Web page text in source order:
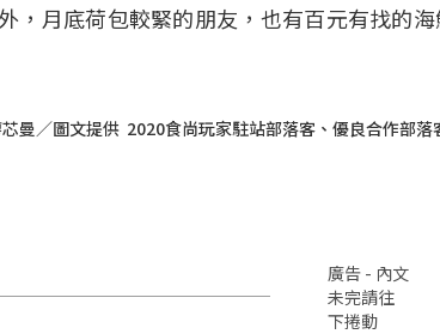
，月底荷包較緊的朋友，也有百元有找的海
曼／圖文提供 2020食尚玩家駐站部落客、優良合作部落
廣告 - 內文
未完請往
下捲動